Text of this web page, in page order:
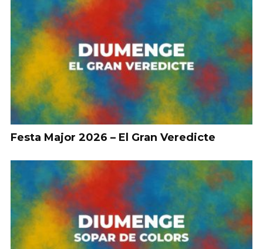
Festa Major 2026 – El Gran Veredicte